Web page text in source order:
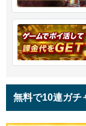
無料で10連ガチ